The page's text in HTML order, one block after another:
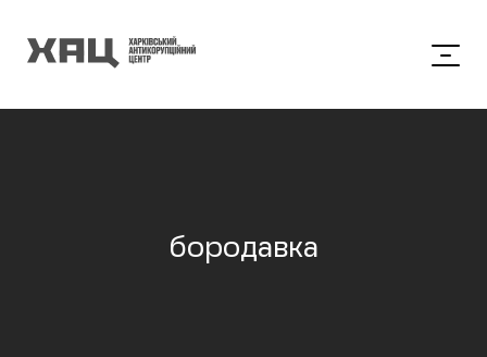
бородавка